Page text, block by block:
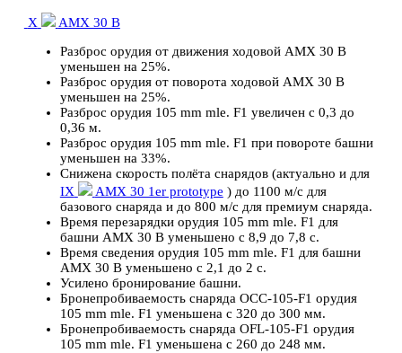
X
AMX 30 B
Разброс орудия от движения ходовой AMX 30 B
уменьшен на 25%.
Разброс орудия от поворота ходовой AMX 30 B
уменьшен на 25%.
Разброс орудия 105 mm mle. F1 увеличен с 0,3 до
0,36 м.
Разброс орудия 105 mm mle. F1 при повороте башни
уменьшен на 33%.
Снижена скорость полёта снарядов (актуально и для
IX
AMX 30 1er prototype ) до 1100 м/с для
базового снаряда и до 800 м/с для премиум снаряда.
Время перезарядки орудия 105 mm mle. F1 для
башни AMX 30 B уменьшено с 8,9 до 7,8 с.
Время сведения орудия 105 mm mle. F1 для башни
AMX 30 B уменьшено с 2,1 до 2 с.
Усилено бронирование башни.
Бронепробиваемость снаряда OCC-105-F1 орудия
105 mm mle. F1 уменьшена с 320 до 300 мм.
Бронепробиваемость снаряда OFL-105-F1 орудия
105 mm mle. F1 уменьшена с 260 до 248 мм.